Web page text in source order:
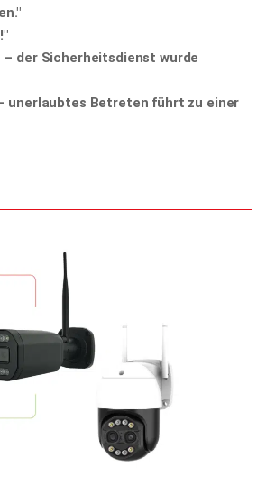
der Sicherheitsdienst wurde
unerlaubtes Betreten führt zu einer